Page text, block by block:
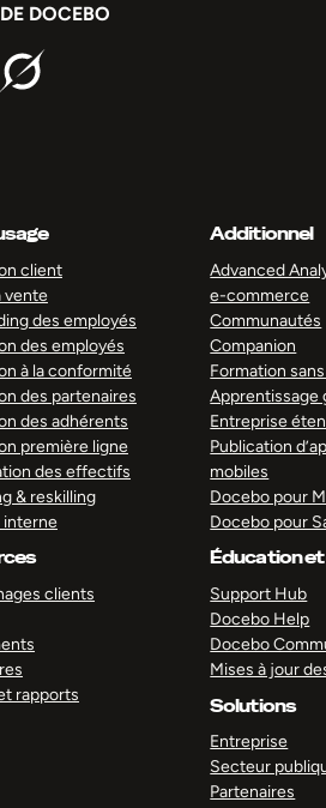
DOCEBO
client
vente
des employés
des employés
à la conformité
des partenaires
des adhérents
première ligne
des effectifs
& reskilling
interne
clients
rapports
Additionnel
Advanced
e-commerce
Communautés
Companion
Formation
Apprentissage
Entreprise
Publication
mobiles
Docebo pour
Docebo pour
Éducation
Support Hub
Docebo Help
Docebo
Mises à jour
Solutions
Entreprise
Secteur
Partenaires